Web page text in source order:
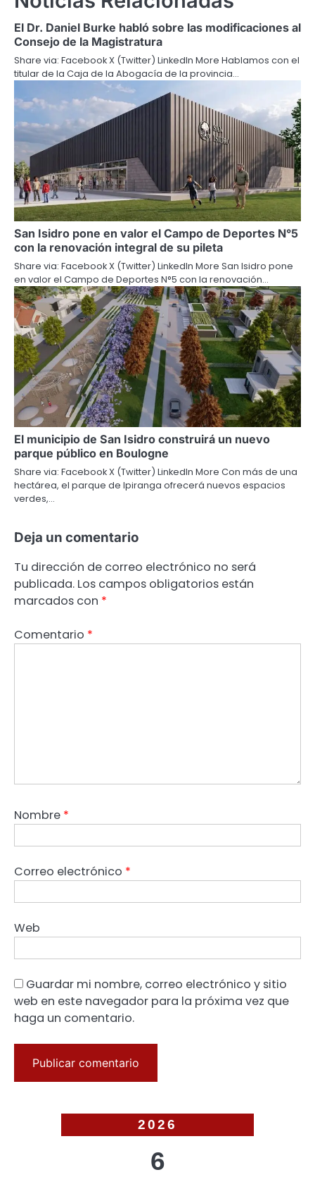
El Dr. Daniel Burke habló sobre las modificaciones al
Consejo de la Magistratura
Share via: Facebook X (Twitter) LinkedIn More Hablamos con el
titular de la Caja de la Abogacía de la provincia…
San Isidro pone en valor el Campo de Deportes N°5
con la renovación integral de su pileta
Share via: Facebook X (Twitter) LinkedIn More San Isidro pone
en valor el Campo de Deportes N°5 con la renovación…
El municipio de San Isidro construirá un nuevo
parque público en Boulogne
Share via: Facebook X (Twitter) LinkedIn More Con más de una
hectárea, el parque de Ipiranga ofrecerá nuevos espacios
verdes,…
Deja un comentario
Tu dirección de correo electrónico no será
publicada. Los campos obligatorios están
marcados con *
Comentario *
Nombre *
Correo electrónico *
Web
Guardar mi nombre, correo electrónico y sitio
web en este navegador para la próxima vez que
haga un comentario.
2026
6